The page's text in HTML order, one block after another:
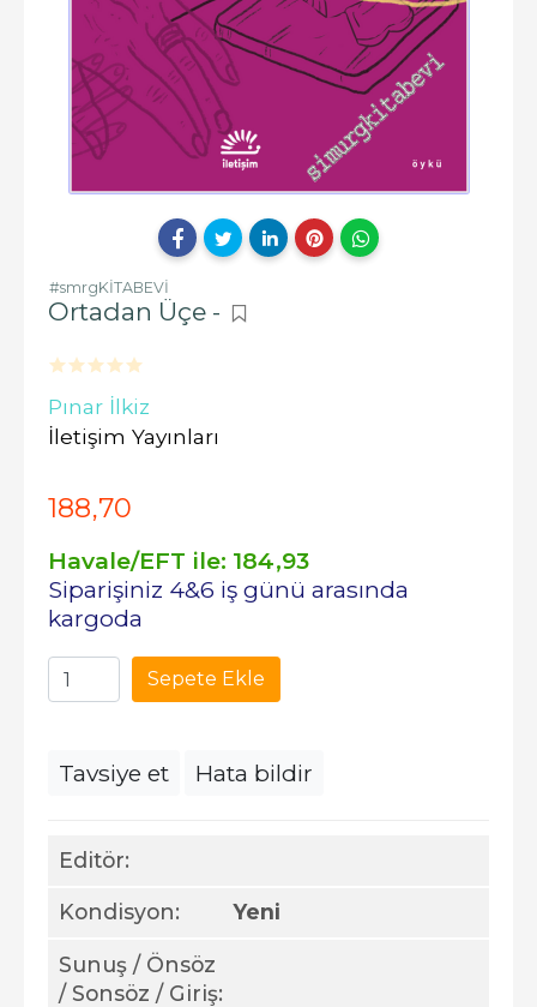
#smrgKİTABEVİ
Ortadan Üçe -
Pınar İlkiz
İletişim Yayınları
Editör:
Kondisyon: Yeni
Sunuş / Önsöz
/ Sonsöz / Giriş:
188,70
Havale/EFT ile: 184,93
Siparişiniz 4&6 iş günü arasında
kargoda
Sepete Ekle
Tavsiye et Hata bildir